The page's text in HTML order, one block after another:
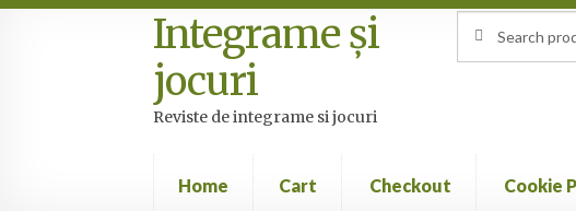
Skip
to
navigation
Skip
to
content
Integrame și
jocuri
Reviste de integrame si jocuri
for:
Home Cart Checkout Cookie